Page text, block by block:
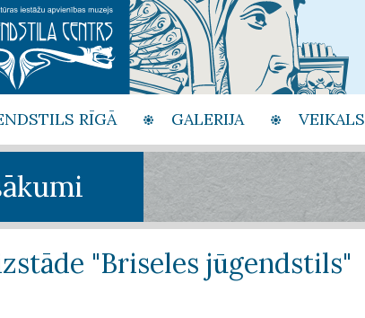
RĪGĀ GALERIJA VEIKALS
"Briseles jūgendstils"